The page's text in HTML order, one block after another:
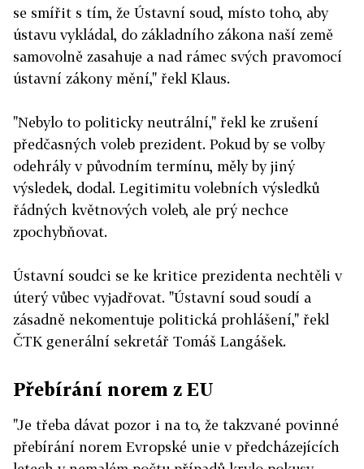
se smířit s tím, že Ústavní soud, místo toho, aby
ústavu vykládal, do základního zákona naší země
samovolně zasahuje a nad rámec svých pravomocí
ústavní zákony mění," řekl Klaus.
"Nebylo to politicky neutrální," řekl ke zrušení
předčasných voleb prezident. Pokud by se volby
odehrály v původním termínu, měly by jiný
výsledek, dodal. Legitimitu volebních výsledků
řádných květnových voleb, ale prý nechce
zpochybňovat.
Ústavní soudci se ke kritice prezidenta nechtěli v
úterý vůbec vyjadřovat. "Ústavní soud soudí a
zásadně nekomentuje politická prohlášení," řekl
ČTK generální sekretář Tomáš Langášek.
Přebírání norem z EU
"Je třeba dávat pozor i na to, že takzvané povinné
přebírání norem Evropské unie v předcházejících